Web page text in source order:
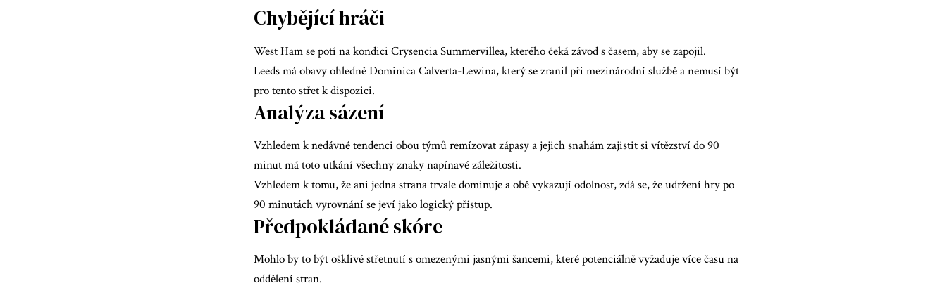
Chybějící hráči
West Ham se potí na kondici Crysencia Summervillea, kterého čeká závod s časem, aby se zapojil.
Leeds má obavy ohledně Dominica Calverta-Lewina, který se zranil při mezinárodní službě a nemusí být
pro tento střet k dispozici.
Analýza sázení
Vzhledem k nedávné tendenci obou týmů remízovat zápasy a jejich snahám zajistit si vítězství do 90
minut má toto utkání všechny znaky napínavé záležitosti.
Vzhledem k tomu, že ani jedna strana trvale dominuje a obě vykazují odolnost, zdá se, že udržení hry po
90 minutách vyrovnání se jeví jako logický přístup.
Předpokládané skóre
Mohlo by to být ošklivé střetnutí s omezenými jasnými šancemi, které potenciálně vyžaduje více času na
oddělení stran.